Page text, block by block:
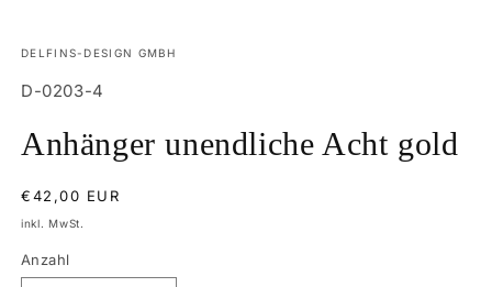
in
öffnen
DELFINS-DESIGN GMBH
SKU:
D-0203-4
Anhänger unendliche Acht gold
Normaler
€42,00 EUR
inkl. MwSt.
Anzahl